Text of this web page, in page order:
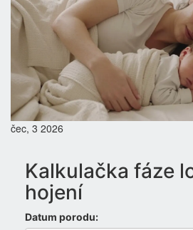
čec, 3 2026
Kalkulačka fáze
hojení
Datum porodu: